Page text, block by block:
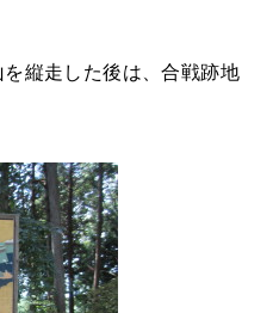
縦走した後は、合戦跡地